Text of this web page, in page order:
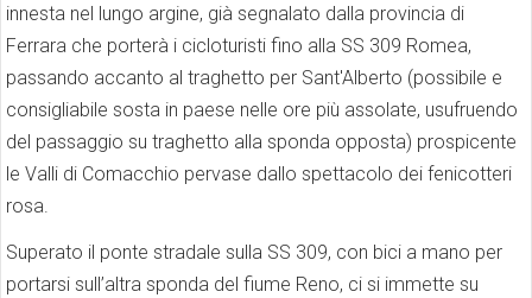
innesta nel lungo argine, già segnalato dalla provincia di
Ferrara che porterà i cicloturisti fino alla SS 309 Romea,
passando accanto al traghetto per Sant'Alberto (possibile e
consigliabile sosta in paese nelle ore più assolate, usufruendo
del passaggio su traghetto alla sponda opposta) prospicente
le Valli di Comacchio pervase dallo spettacolo dei fenicotteri
rosa.
Superato il ponte stradale sulla SS 309, con bici a mano per
portarsi sull’altra sponda del fiume Reno, ci si immette su